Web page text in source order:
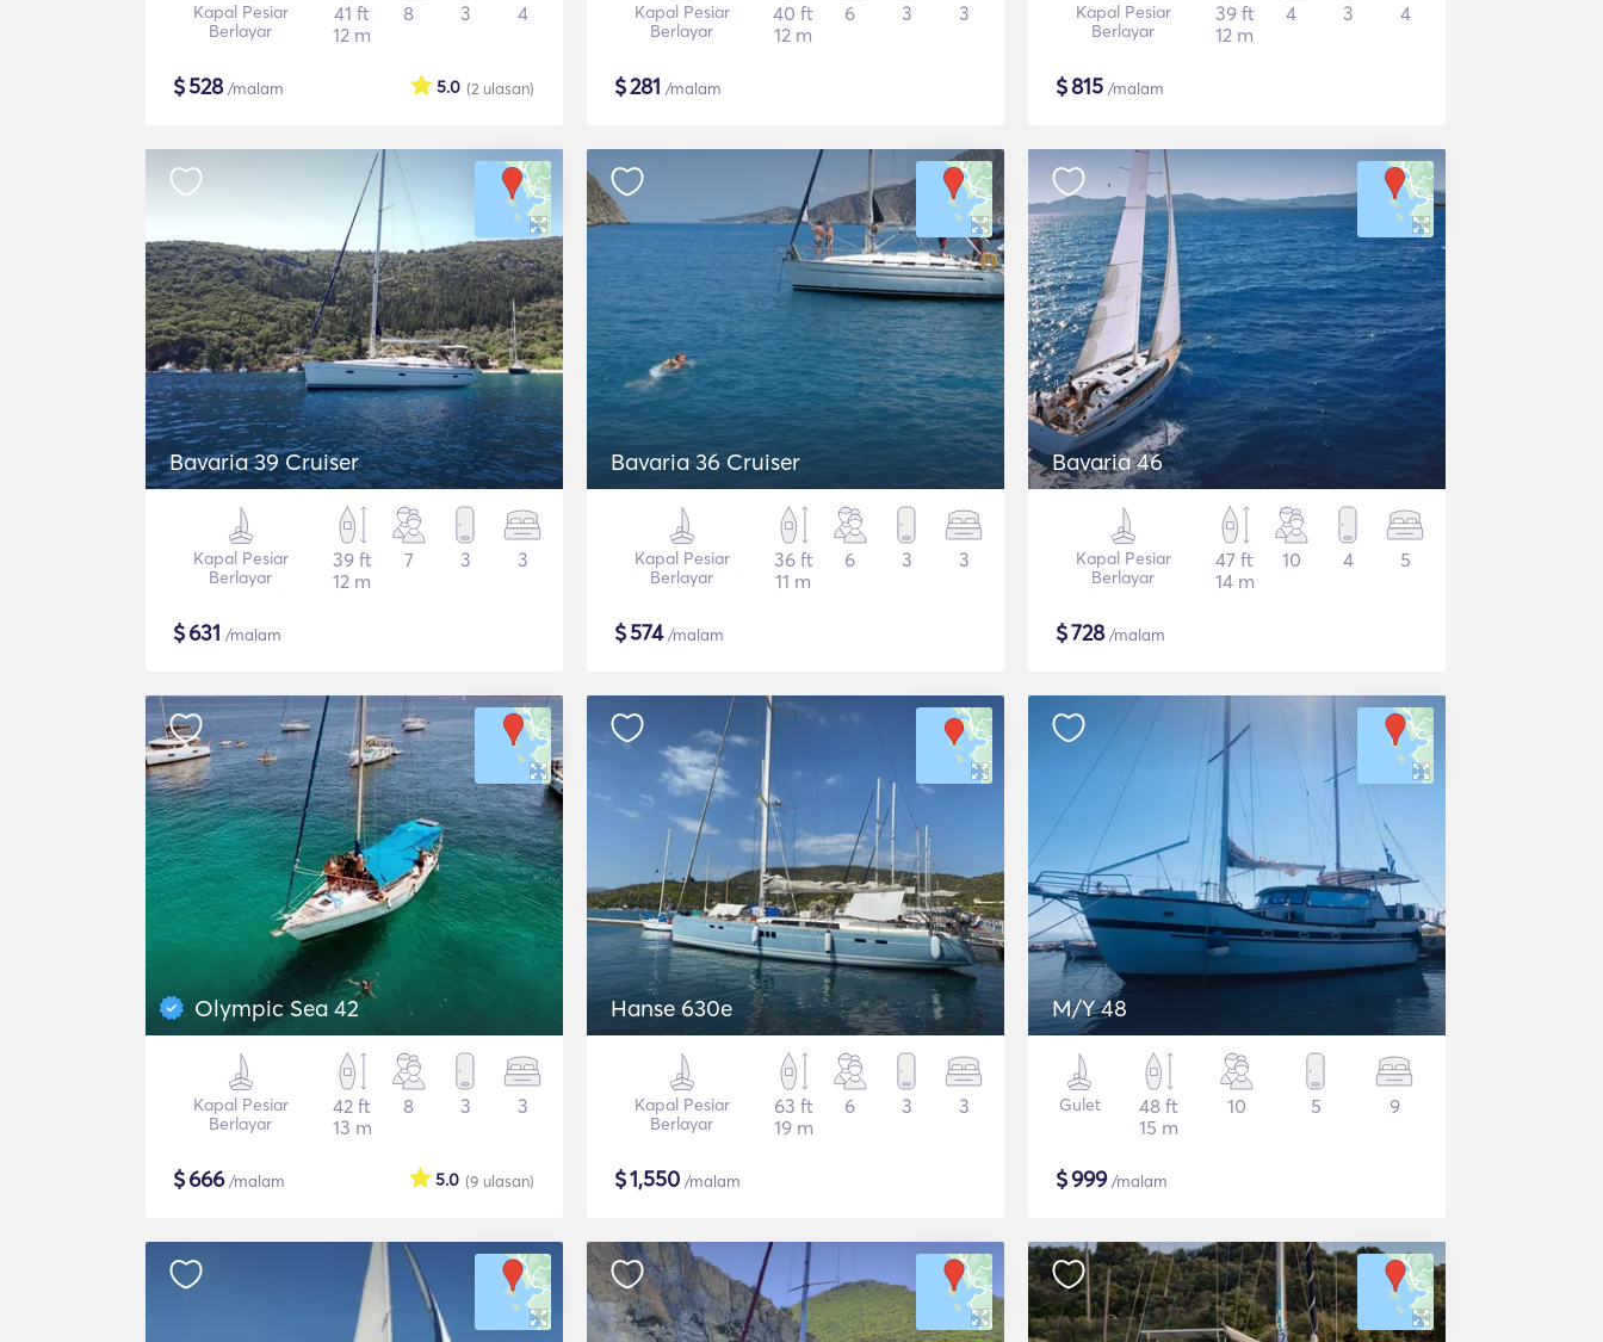
Kapal Pesiar
Berlayar
41 ft
12 m
8 3 4
$528/malam (2 ulasan)
5.0
Kapal Pesiar
Berlayar
40 ft
12 m
6 3 3
$281 /malam
Kapal Pesiar
Berlayar
39 ft
12 m
4 3 4
$815 /malam
Bavaria 39 Cruiser
Kapal Pesiar
Berlayar
39 ft
12 m
7 3 3
$631 /malam
Bavaria 36 Cruiser
Kapal Pesiar
Berlayar
36 ft
11 m
6 3 3
$574/malam
Bavaria 46
Kapal Pesiar
Berlayar
47 ft
14 m
10 4 5
$728/malam
Olympic Sea 42
Kapal Pesiar
Berlayar
42 ft
13 m
8 3 3
$666/malam (9 ulasan)
5.0
Hanse 630e
Kapal Pesiar
Berlayar
63 ft
19 m
6 3 3
$1,550 /malam
M/Y 48
Gulet
48 ft
15 m
10 5 9
$999/malam